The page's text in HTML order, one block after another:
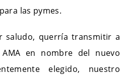
las pymes.
saludo, querría transmitir a
en nombre del nuevo
elegido, nuestro